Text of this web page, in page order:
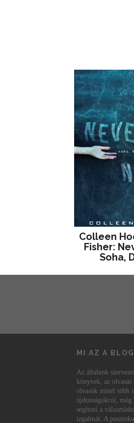
Colleen
Fisher:
Soha,
MI AZ A
Az általunk
könyvek, az olvasás
olvasók minél több
újdonságokról, még
segíteni a
izgalmát. A